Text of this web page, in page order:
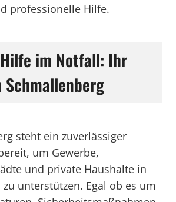
professionelle Hilfe.
im Notfall: Ihr
steht ein zuverlässiger
um Gewerbe,
und private Haushalte in
unterstützen. Egal ob es um